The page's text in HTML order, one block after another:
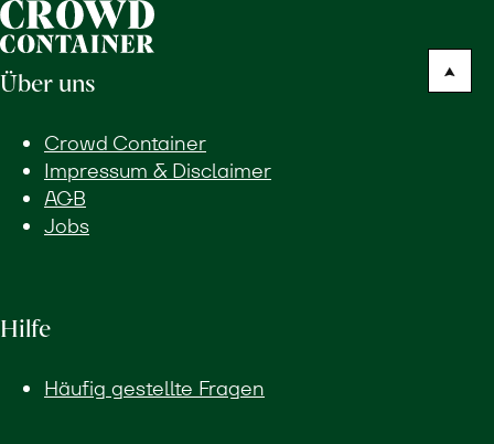
Über uns
Crowd Container
Impressum & Disclaimer
AGB
Jobs
Hilfe
Häufig gestellte Fragen